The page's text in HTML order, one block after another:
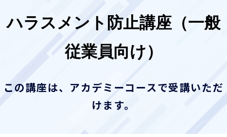
料金
無料セミナー
お役立ち情報
お客様ポータル
ハラスメント防止講座（一般
従業員向け）
この講座は、アカデミーコースで受講いただ
けます。